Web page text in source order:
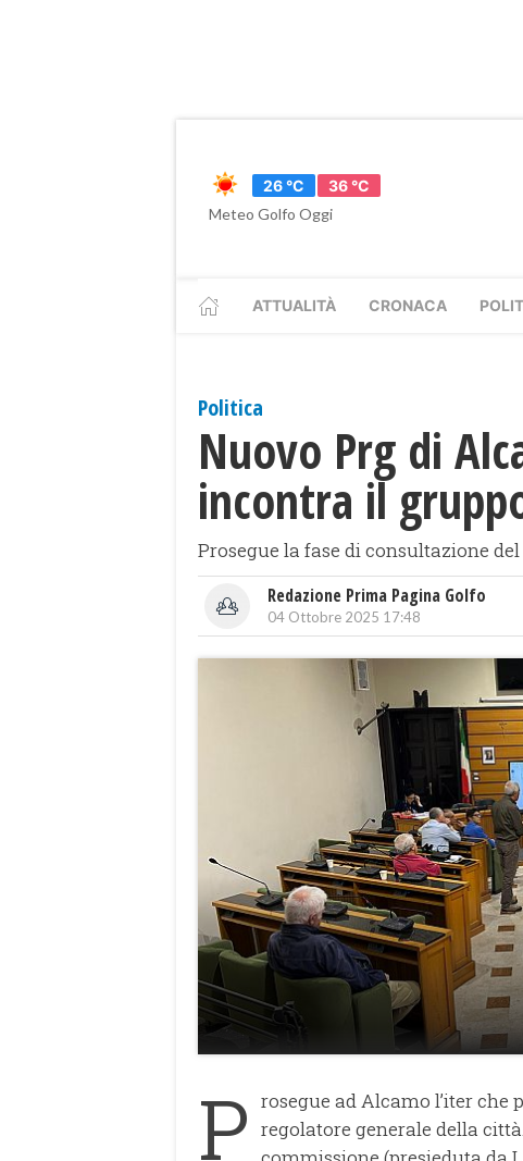
26 °C
36 °C
Meteo Golfo Oggi
ATTUALITÀ CRONACA
Politica
Nuovo Prg di
incontra il
Prosegue la fase di consultazione
Redazione Prima Pagina Golfo
04 Ottobre 2025 17:48
P rosegue ad Alcamo l’iter che
regolatore generale della